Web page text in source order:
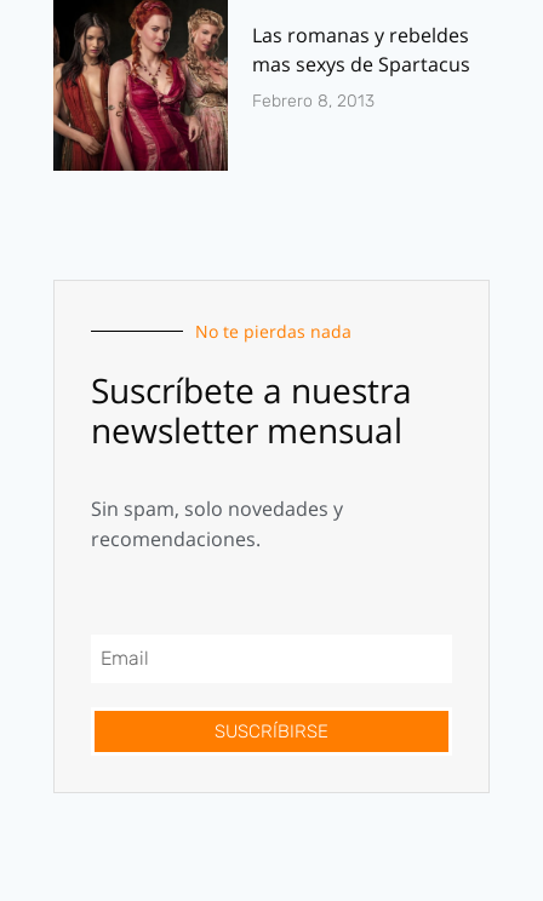
Las romanas y rebeldes
mas sexys de Spartacus
Febrero 8, 2013
No te pierdas nada
Suscríbete a nuestra
newsletter mensual
Sin spam, solo novedades y
recomendaciones.
SUSCRÍBIRSE